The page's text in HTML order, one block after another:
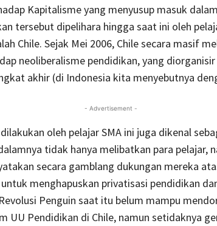
Kapitalisme yang menyusup masuk
tersebut dipelihara hingga saat ini oleh
Chile. Sejak Mei 2006, Chile secara masif
neoliberalisme pendidikan, yang
akhir (di Indonesia kita menyebutnya
- Advertisement -
oleh pelajar SMA ini juga dikenal
tidak hanya melibatkan para pelajar,
secara gamblang dukungan mereka
menghapuskan privatisasi pendidikan
Penguin saat itu belum mampu
UU Pendidikan di Chile, namun setidaknya